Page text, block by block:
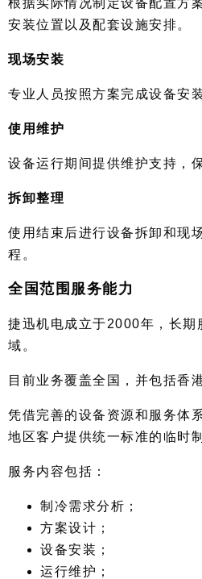
安装位置以及配套设施安排。
现场安装
专业人员按照方案完成设备安
使用维护
设备运行期间提供维护支持，
拆卸整理
使用结束后进行设备拆卸和现
程。
全国范围服务能力
捷迅机电成立于2000年，长期
域。
目前业务覆盖全国，并包括香
凭借完善的设备资源和服务体
地区客户提供统一标准的临时
服务内容包括：
制冷需求分析；
方案设计；
设备安装；
运行维护；